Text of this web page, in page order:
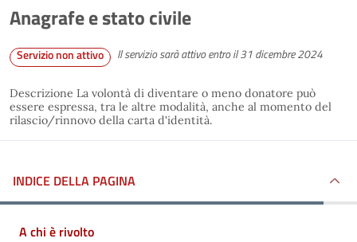
Anagrafe e stato civile
Servizio non attivo Il servizio sarà attivo entro il 31 dicembre 2024
Descrizione La volontà di diventare o meno donatore può
essere espressa, tra le altre modalità, anche al momento del
rilascio/rinnovo della carta d'identità.
INDICE DELLA PAGINA
A chi è rivolto